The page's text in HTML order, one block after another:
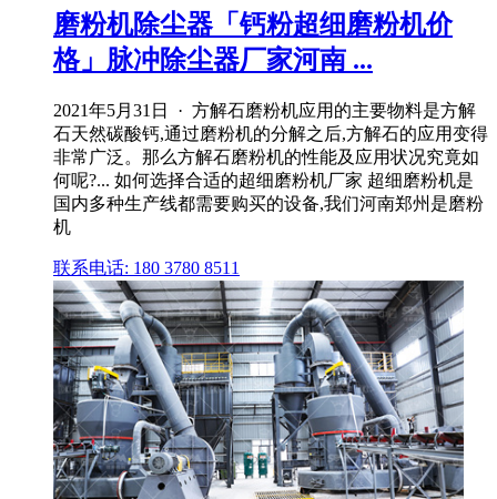
磨粉机除尘器「钙粉超细磨粉机价
格」脉冲除尘器厂家河南 ...
2021年5月31日 · 方解石磨粉机应用的主要物料是方解
石天然碳酸钙,通过磨粉机的分解之后,方解石的应用变得
非常广泛。那么方解石磨粉机的性能及应用状况究竟如
何呢?... 如何选择合适的超细磨粉机厂家 超细磨粉机是
国内多种生产线都需要购买的设备,我们河南郑州是磨粉
机
联系电话: 180 3780 8511